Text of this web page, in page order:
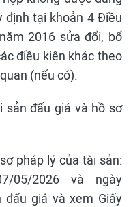
định tại khoản 4 Điều
2016 sửa đổi, bổ
điều kiện khác theo
(nếu có).
sản đấu giá và hồ sơ
pháp lý của tài sản:
05/2026 và ngày
giá và xem Giấy